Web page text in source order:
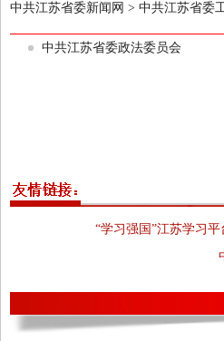
中共江苏省委新闻网 > 中共江苏省委
中共江苏省委政法委员会
“学习强国”江苏学习平